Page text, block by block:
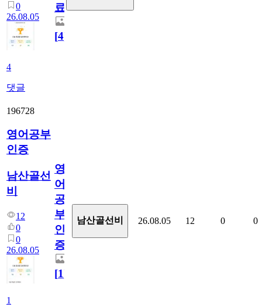
0
26.08.05
4
댓글
료
[4]
196728
영어공부
인증
남산골선
비
12
0
0
26.08.05
1
영
어
공
부
인
증
[1]
남산골선비 26.08.05 12 0 0